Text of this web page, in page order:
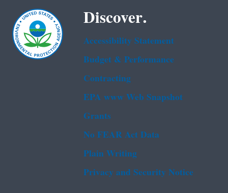
Discover.
Accessibility Statement
Budget & Performance
Contracting
EPA www Web Snapshot
Grants
No FEAR Act Data
Plain Writing
Privacy and Security Notice